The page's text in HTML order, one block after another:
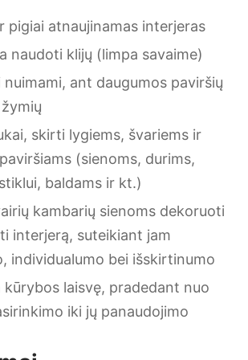
pigiai atnaujinamas interjeras
naudoti klijų (limpa savaime)
nuimami, ant daugumos paviršių
skirti lygiems, švariems ir
(sienoms, durims,
baldams ir kt.)
kambarių sienoms dekoruoti
interjerą, suteikiant jam
individualumo bei išskirtinumo
kūrybos laisvę, pradedant nuo
iki jų panaudojimo